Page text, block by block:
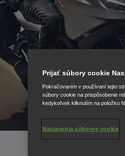
Prijať súbory cookie
Pokračovaním v používaní tejto
súbory cookie na prispôsobenie
kedykoľvek kliknutím na položku
Nastavenia súborov cookie